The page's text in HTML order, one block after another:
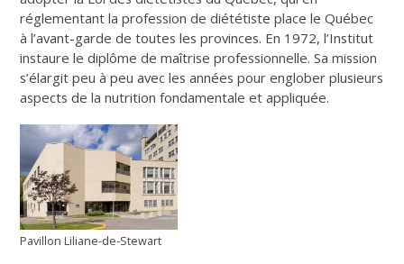
réglementant la profession de diététiste place le Québec
à l’avant-garde de toutes les provinces. En 1972, l’Institut
instaure le diplôme de maîtrise professionnelle. Sa mission
s’élargit peu à peu avec les années pour englober plusieurs
aspects de la nutrition fondamentale et appliquée.
Pavillon Liliane-de-Stewart